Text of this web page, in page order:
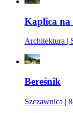
Kaplica na
Architektura |
Bereśnik
Szczawnica |